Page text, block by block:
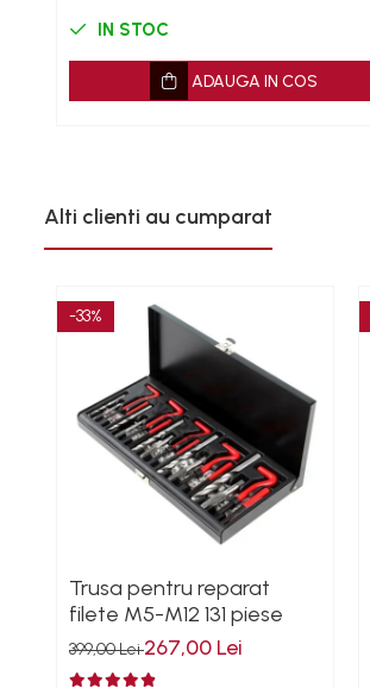
Universale
Alte scule pneumatice
Chei cu clichet
Filtre Pneumatice
Furtune Aer Comprimat
Masini de gaurit si taiat
Pistoale de vopsit
Pistoale Pneumatice
Scule pentru nituit si capsat
Diagnoza si masurari
IN STOC
ADAUGA IN COS
Alti clienti au cumparat
-33%
Trusa pentru reparat
filete M5-M12 131 piese
399,00 Lei267,00 Lei